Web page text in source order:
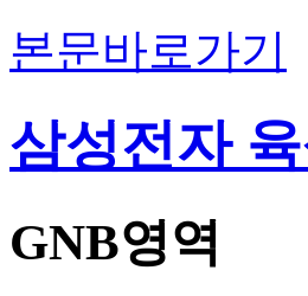
본문바로가기
삼성전자
GNB영역